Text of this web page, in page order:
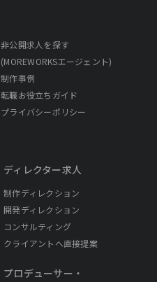
非公開求人を探す
(MOREWORKSエージェント)
制作事例
転職お役立ちガイド
プライバシーポリシー
ディレクター求人
制作ディレクション
開発ディレクション
コンサルティング
クライアントへ直接提案
プロデューサー・